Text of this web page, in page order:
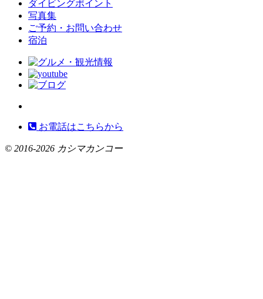
ダイビングポイント
写真集
ご予約・お問い合わせ
宿泊
お電話はこちらから
© 2016-2026 カシマカンコー